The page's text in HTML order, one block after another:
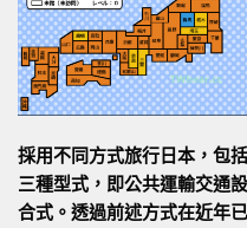
採用不同方式旅行日本，包
三種型式，即公共運輸交通
合式。透過前述方式在近年